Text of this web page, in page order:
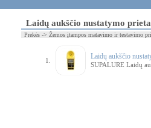
Laidų aukščio nustatymo
Prekės -> Žemos įtampos matavimo ir testavimo
1. Laidų aukščio
SUPALURE Laidų